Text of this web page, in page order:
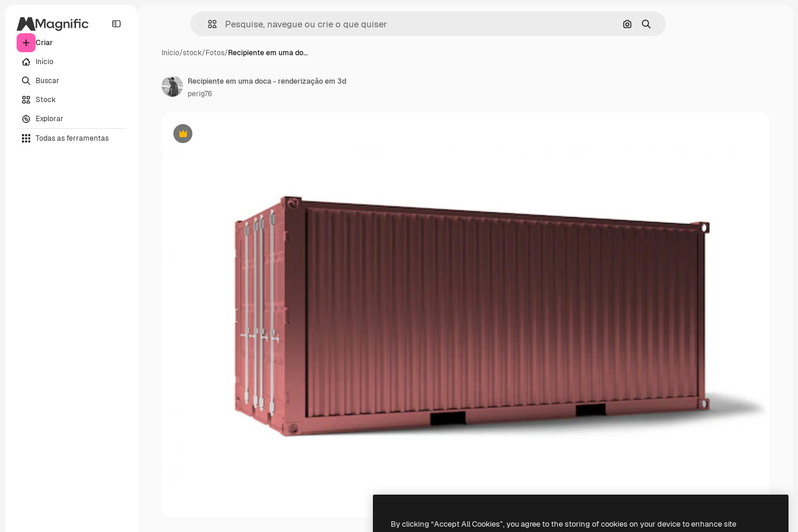
Criar
Início
Buscar
Stock
Explorar
Todas as ferramentas
Pesquisar por imagem
Buscar
Início/stock/Fotos/Recipiente em uma do…
Premium
Recipiente em uma doca - renderização em 3d
perig76
By clicking “Accept All Cookies”, you agree to the storing of cookies on your device to enhance site